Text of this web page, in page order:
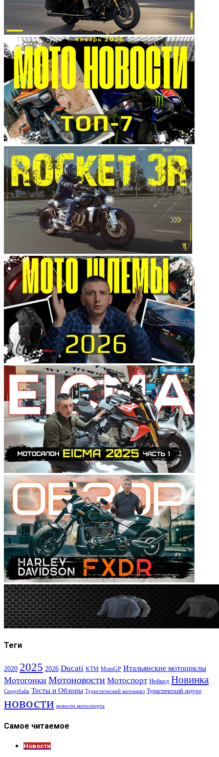
Теги
2020 2025 2026 Ducati KTM MotoGP Итальянские мотоциклы
Мотогонки Мотоновости Мотоспорт Нейкед Новинка
Спортбайк Тесты и Обзоры Туристический мотоцикл Туристический эндуро
новости новости мотоспорта
Самое читаемое
Новости